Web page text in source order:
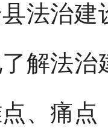
法治
解法
、痛